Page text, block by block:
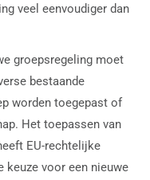
veel eenvoudiger dan
groepsregeling moet
bestaande
worden toegepast of
Het toepassen van
EU-rechtelijke
keuze voor een nieuwe